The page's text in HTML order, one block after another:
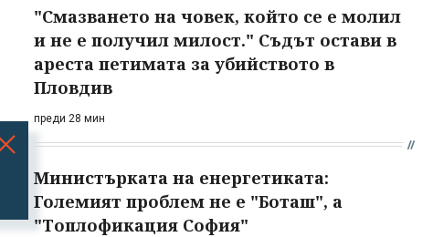
"Смазването на човек, който се е молил
и не е получил милост." Съдът остави в
ареста петимата за убийството в
Пловдив
преди 28 мин
Министърката на енергетиката:
Големият проблем не е "Боташ", а
"Топлофикация София"